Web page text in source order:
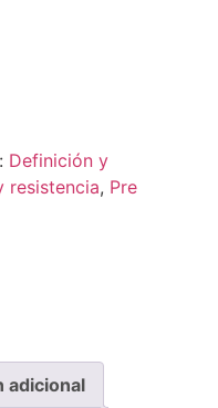
Definición y
resistencia, Pre
adicional